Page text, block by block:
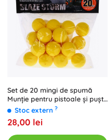
Set de 20 mingi de spumă
Munție pentru pistoale și puști
Blaze Storm pentru copii 8+
Stoc extern ?
28,00 lei